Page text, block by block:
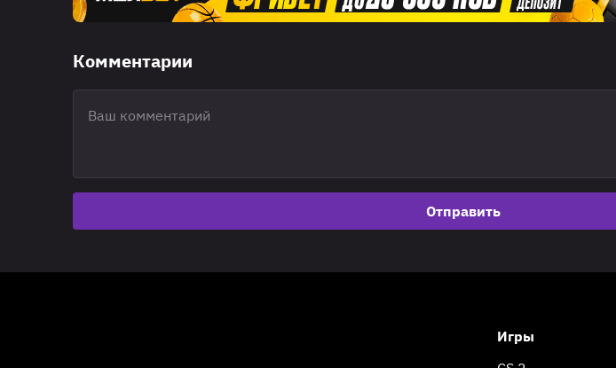
Комментарии
Отправить
Игры